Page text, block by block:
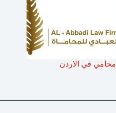
محامي في الاردن